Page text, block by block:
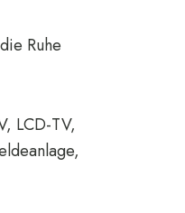
Ruhe
LCD-TV,